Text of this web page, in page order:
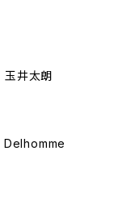
玉井太朗
Delhomme